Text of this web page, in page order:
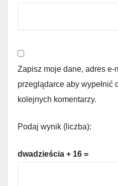
Zapisz moje dane, adres e-
przeglądarce aby wypełnić
kolejnych komentarzy.
Podaj wynik (liczba):
dwadzieścia + 16 =